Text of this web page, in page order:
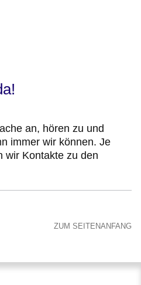
an, hören zu und
immer wir können. Je
wir Kontakte zu den
ZUM SEITENANFANG